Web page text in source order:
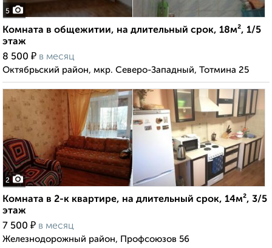
5
Комната в общежитии, на длительный срок, 18м², 1/5
этаж
8 500 ₽ в месяц
Октябрьский район, мкр. Северо-Западный, Тотмина 25
2
Комната в 2-к квартире, на длительный срок, 14м², 3/5
этаж
7 500 ₽ в месяц
Железнодорожный район, Профсоюзов 56